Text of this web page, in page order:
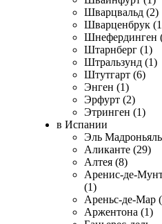
Шварцвальд (2)
Шварценбрук
Шнефердинген
Штарнберг (1)
Штральзунд (1)
Штутгарт (6)
Энген (1)
Эрфурт (2)
Этринген (1)
в Испании
Эль
Аликанте (29)
Алтея (8)
Аренис-де-
(1)
Ареньс-де-Мар
Аржентона (1)